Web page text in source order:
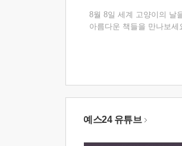
8월 8일 세계 고양이의 날
아름다운 책들을 만나보세
예스24 유튜브